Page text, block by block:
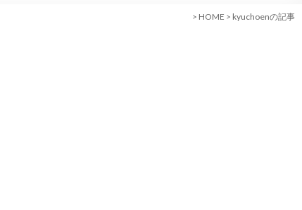
> HOME > kyuchoenの記事